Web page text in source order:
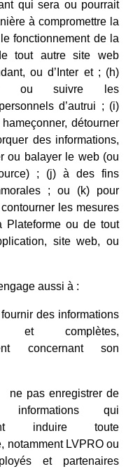
qui sera ou pourrait
à compromettre la
fonctionnement de la
tout autre site web
ou d’Inter et ; (h)
ou suivre les
d’autrui ; (i)
détourner
des informations,
ou balayer le web (ou
; (j) à des fins
; ou (k) pour
les mesures
Plateforme ou de tout
site web, ou
aussi à :
fournir des informations
et complètes,
concernant son
ne pas enregistrer de
informations qui
induire toute
notamment LVPRO ou
et partenaires